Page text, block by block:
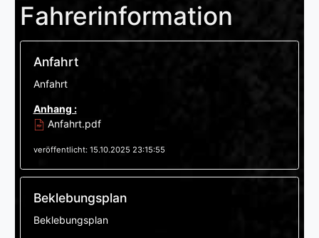
Fahrerinformation
Anfahrt
Anfahrt
Anhang :
Anfahrt.pdf
veröffentlicht: 15.10.2025 23:15:55
Beklebungsplan
Beklebungsplan